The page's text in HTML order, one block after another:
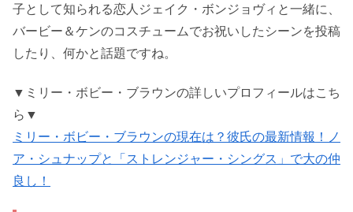
子として知られる恋人ジェイク・ボンジョヴィと一緒に、
バービー＆ケンのコスチュームでお祝いしたシーンを投稿
したり、何かと話題ですね。
▼ミリー・ボビー・ブラウンの詳しいプロフィールはこち
ら▼
ミリー・ボビー・ブラウンの現在は？彼氏の最新情報！ノ
ア・シュナップと「ストレンジャー・シングス」で大の仲
良し！